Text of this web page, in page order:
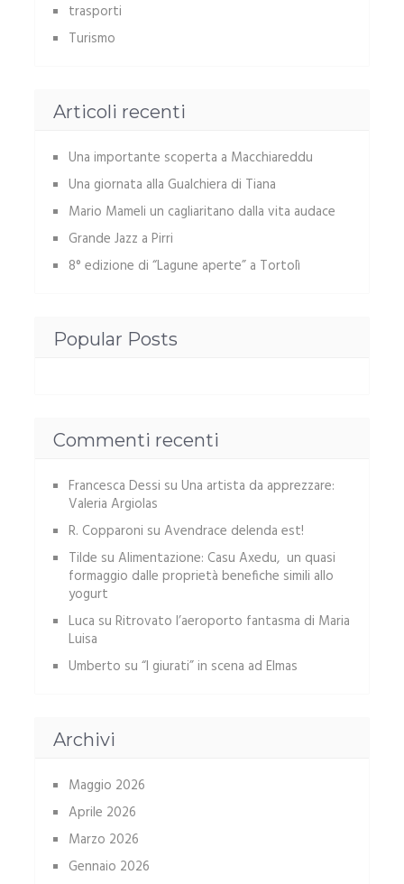
trasporti
Turismo
Articoli recenti
Una importante scoperta a Macchiareddu
Una giornata alla Gualchiera di Tiana
Mario Mameli un cagliaritano dalla vita audace
Grande Jazz a Pirri
8° edizione di “Lagune aperte” a Tortolì
Popular Posts
Commenti recenti
Francesca Dessi su Una artista da apprezzare:
Valeria Argiolas
R. Copparoni su Avendrace delenda est!
Tilde su Alimentazione: Casu Axedu, un quasi
formaggio dalle proprietà benefiche simili allo
yogurt
Luca su Ritrovato l’aeroporto fantasma di Maria
Luisa
Umberto su “I giurati” in scena ad Elmas
Archivi
Maggio 2026
Aprile 2026
Marzo 2026
Gennaio 2026